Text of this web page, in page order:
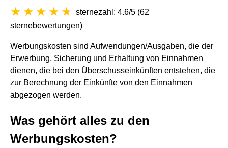
sternezahl: 4.6/5 (62
sternebewertungen)
Werbungskosten sind Aufwendungen/Ausgaben, die der
Erwerbung, Sicherung und Erhaltung von Einnahmen
dienen, die bei den Überschusseinkünften entstehen, die
zur Berechnung der Einkünfte von den Einnahmen
abgezogen werden.
Was gehört alles zu den
Werbungskosten?